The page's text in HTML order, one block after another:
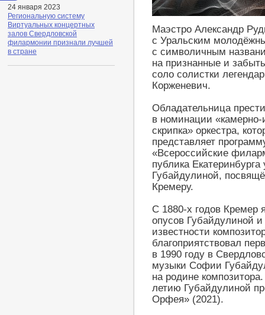
24 января 2023
Региональную систему
Виртуальных концертных
залов Свердловской
филармонии признали лучшей
в стране
Маэстро Александр
с Уральским
с символичным
на признанные и
соло солистки
Корженевич.
Обладательница
в номинации
скрипка» оркестра,
представляет
«Всероссийские
публика
Губайдулиной,
Кремеру.
С 1880-х годов Кремер
опусов Губайдулиной
известности
благоприятствовал
в 1990 году в
музыки Софии
на родине
летию Губайдулиной
Орфея» (2021).
Отправить
сообщение
модератору